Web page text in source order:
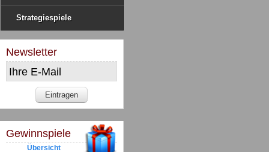
Strategiespiele
Newsletter
Gewinnspiele
Übersicht